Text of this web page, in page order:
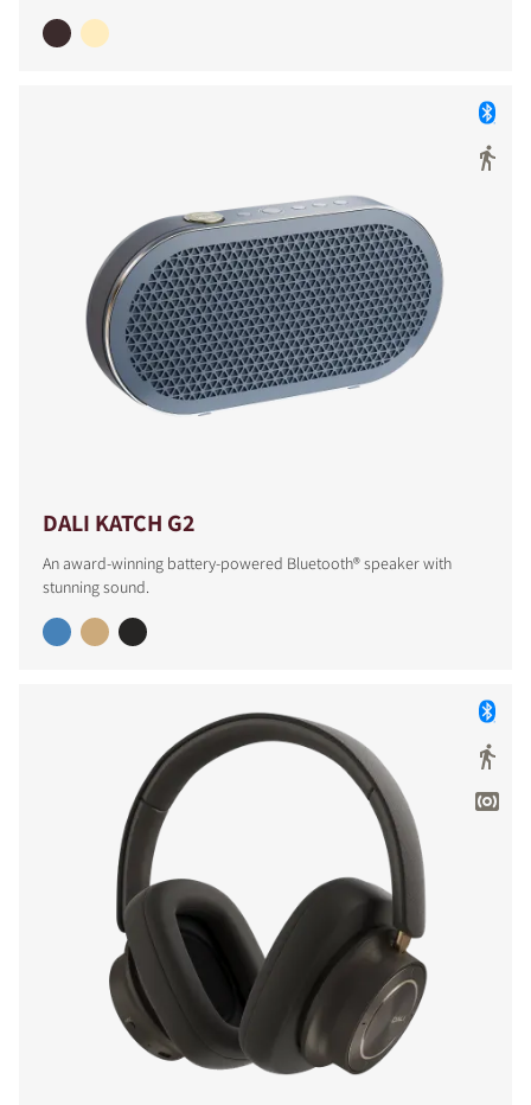
DALI KATCH G2
An award-winning battery-powered Bluetooth® speaker with
stunning sound.